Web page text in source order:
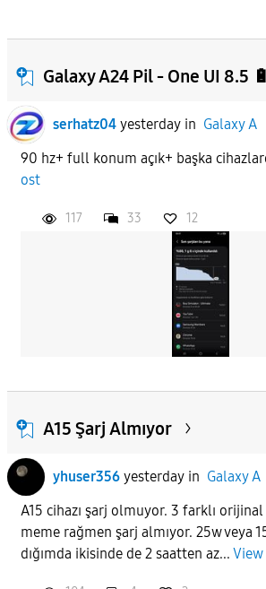
Galaxy A24 Pil - One UI 8.5 🔋
serhatz04 yesterdayin Galaxy A
90 hz+ full konum açık+ başka
ost
117 33 12
A15 Şarj Almıyor
yhuser356 yesterdayin Galaxy A
A15 cihazı şarj olmuyor. 3 farklı
meme rağmen şarj almıyor. 25w veya
dığımda ikisinde de 2 saatten az... View